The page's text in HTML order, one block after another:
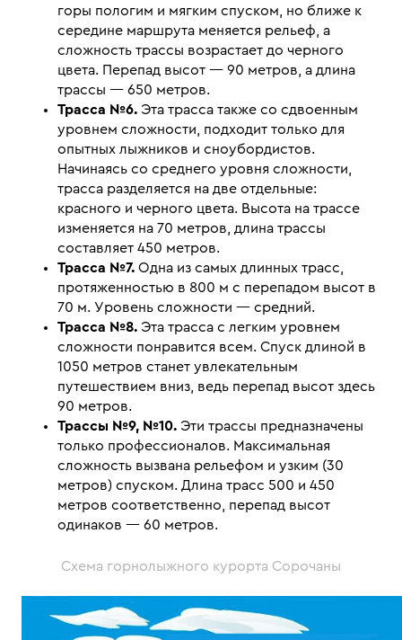
горы пологим и мягким спуском, но ближе к
середине маршрута меняется рельеф, а
сложность трассы возрастает до черного
цвета. Перепад высот — 90 метров, а длина
трассы — 650 метров.
Трасса №6. Эта трасса также со сдвоенным
уровнем сложности, подходит только для
опытных лыжников и сноубордистов.
Начинаясь со среднего уровня сложности,
трасса разделяется на две отдельные:
красного и черного цвета. Высота на трассе
изменяется на 70 метров, длина трассы
составляет 450 метров.
Трасса №7. Одна из самых длинных трасс,
протяженностью в 800 м с перепадом высот в
70 м. Уровень сложности — средний.
Трасса №8. Эта трасса с легким уровнем
сложности понравится всем. Спуск длиной в
1050 метров станет увлекательным
путешествием вниз, ведь перепад высот здесь
90 метров.
Трассы №9, №10. Эти трассы предназначены
только профессионалов. Максимальная
сложность вызвана рельефом и узким (30
метров) спуском. Длина трасс 500 и 450
метров соответственно, перепад высот
одинаков — 60 метров.
Схема горнолыжного курорта Сорочаны